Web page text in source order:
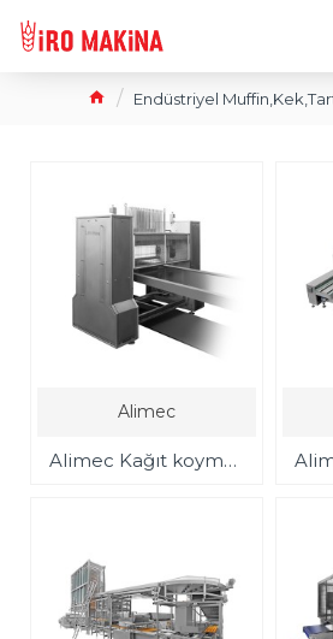
Endüstriyel
Alimec
Alimec Kağıt koyma üniteleri